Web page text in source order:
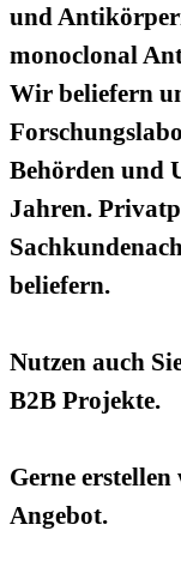
und
monoclonal
Wir beliefern
Behörden und
Jahren.
beliefern.
Nutzen auch
B2B Projekte.
Gerne
Angebot.